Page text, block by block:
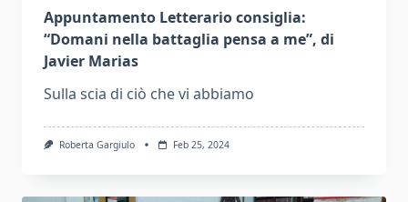
Appuntamento Letterario consiglia:
“Domani nella battaglia pensa a me”, di
Javier Marias
Sulla scia di ciò che vi abbiamo
Roberta Gargiulo Feb 25, 2024